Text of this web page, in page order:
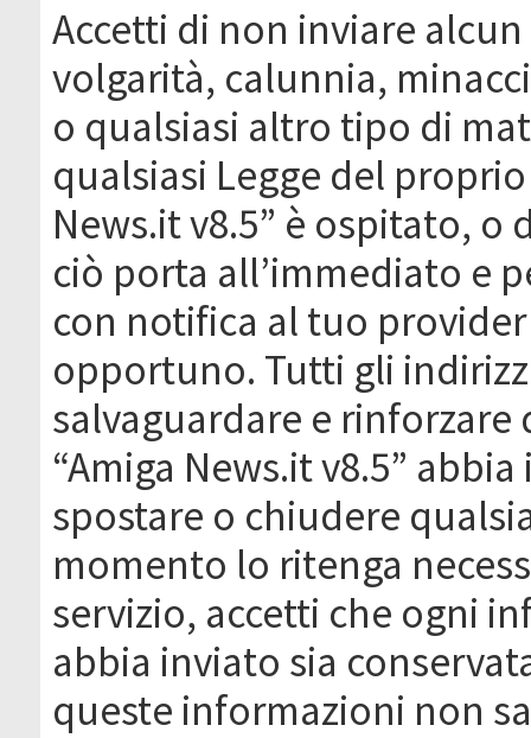
Accetti di non inviare
volgarità, calunnia,
o qualsiasi altro tipo di
qualsiasi Legge del
News.it v8.5” è ospitato, o
ciò porta all’immediato e
con notifica al tuo
opportuno. Tutti gli
salvaguardare e
“Amiga News.it v8.5”
spostare o chiudere
momento lo ritenga
servizio, accetti che ogni
abbia inviato sia
queste informazioni non